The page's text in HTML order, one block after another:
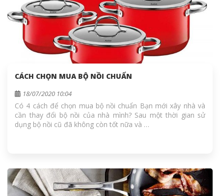
CÁCH CHỌN MUA BỘ NỒI CHUẨN
18/07/2020 10:04
Có 4 cách để chọn mua bộ nồi chuẩn Bạn mới xây nhà và
cần thay đổi bộ nồi của nhà mình? Sau một thời gian sử
dụng bộ nồi cũ đã không còn tốt nữa và …